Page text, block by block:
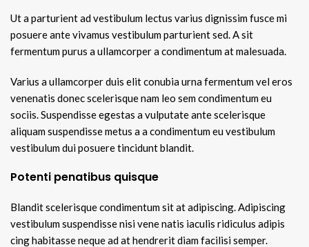
Ut a parturient ad vestibulum lectus varius dignissim fusce mi
posuere ante vivamus vestibulum parturient sed. A sit
fermentum purus a ullamcorper a condimentum at malesuada.
Varius a ullamcorper duis elit conubia urna fermentum vel eros
venenatis donec scelerisque nam leo sem condimentum eu
sociis. Suspendisse egestas a vulputate ante scelerisque
aliquam suspendisse metus a a condimentum eu vestibulum
vestibulum dui posuere tincidunt blandit.
Potenti penatibus quisque
Blandit scelerisque condimentum sit at adipiscing. Adipiscing
vestibulum suspendisse nisi vene natis iaculis ridiculus adipis
cing habitasse neque ad at hendrerit diam facilisi semper.